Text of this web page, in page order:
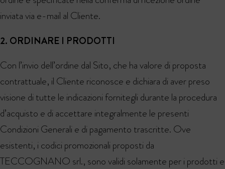
inviata via e-mail al Cliente.
2. ORDINARE I PRODOTTI
Con l’invio dell’ordine dal Sito, che ha valore di proposta
contrattuale, il Cliente riconosce e dichiara di aver preso
visione di tutte le indicazioni fornitegli durante la procedura
d’acquisto e di accettare integralmente le presenti
Condizioni Generali e di pagamento trascritte. Ove
esistenti, i codici promozionali proposti da
TECCOGNANO srl., sono validi solamente per i prodotti e